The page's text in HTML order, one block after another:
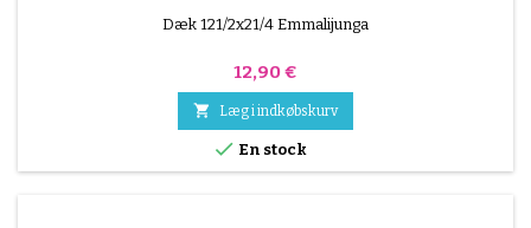
Dæk 121/2x21/4 Emmalijunga
Pris
12,90 €
 Læg i indkøbskurv
 En stock